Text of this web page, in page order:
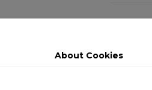
About Cookies